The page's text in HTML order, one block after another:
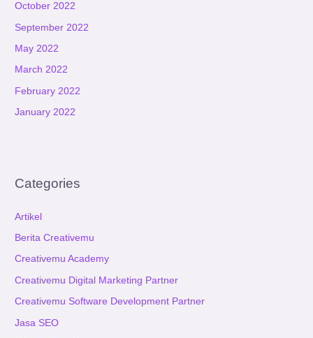
October 2022
September 2022
May 2022
March 2022
February 2022
January 2022
Categories
Artikel
Berita Creativemu
Creativemu Academy
Creativemu Digital Marketing Partner
Creativemu Software Development Partner
Jasa SEO